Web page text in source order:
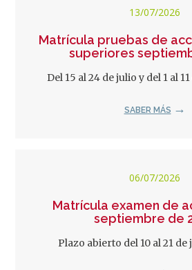
13/07/2026
Matrícula pruebas de
superiores
Del 15 al 24 de julio y del 1 al
SABER MÁS
06/07/2026
Matrícula examen de
septiembre de
Plazo abierto del 10 al 21 de